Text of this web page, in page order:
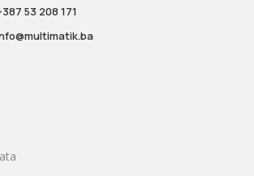
53 208 171